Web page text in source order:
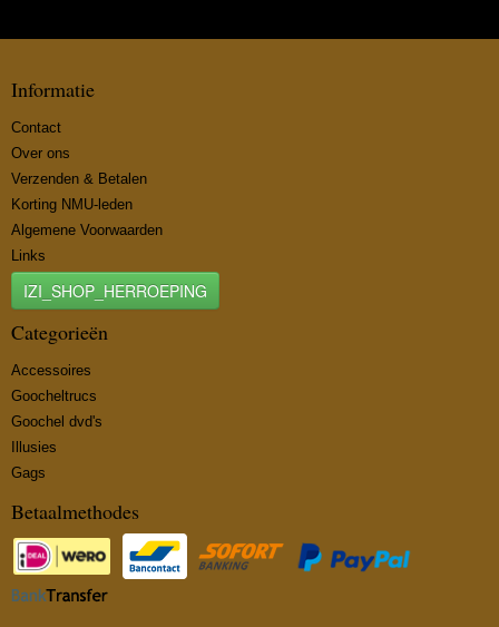
Informatie
Contact
Over ons
Verzenden & Betalen
Korting NMU-leden
Algemene Voorwaarden
Links
IZI_SHOP_HERROEPING
Categorieën
Accessoires
Goocheltrucs
Goochel dvd's
Illusies
Gags
Betaalmethodes